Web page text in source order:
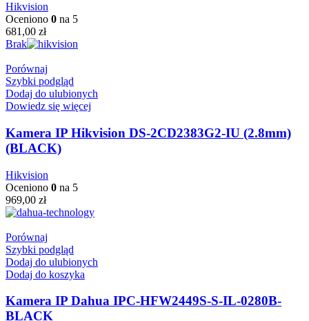
Hikvision
Oceniono 0 na 5
681,00 zł
Brak
Porównaj
Szybki podgląd
Dodaj do ulubionych
Dowiedz się więcej
Kamera IP Hikvision DS-2CD2383G2-IU (2.8mm)
(BLACK)
Hikvision
Oceniono 0 na 5
969,00 zł
Porównaj
Szybki podgląd
Dodaj do ulubionych
Dodaj do koszyka
Kamera IP Dahua IPC-HFW2449S-S-IL-0280B-
BLACK